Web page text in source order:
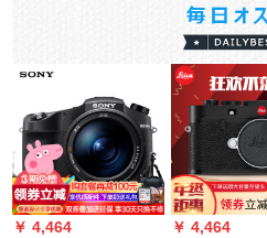
￥ 4,464
￥ 4,464